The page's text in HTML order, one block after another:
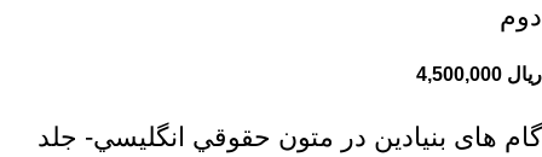
دوم
ریال
گام های بنیادین در متون حقوقي انگليسي- جلد